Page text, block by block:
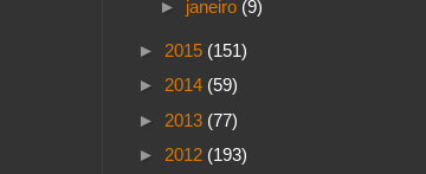
► janeiro (9)
► 2015 (151)
► 2014 (59)
► 2013 (77)
► 2012 (193)